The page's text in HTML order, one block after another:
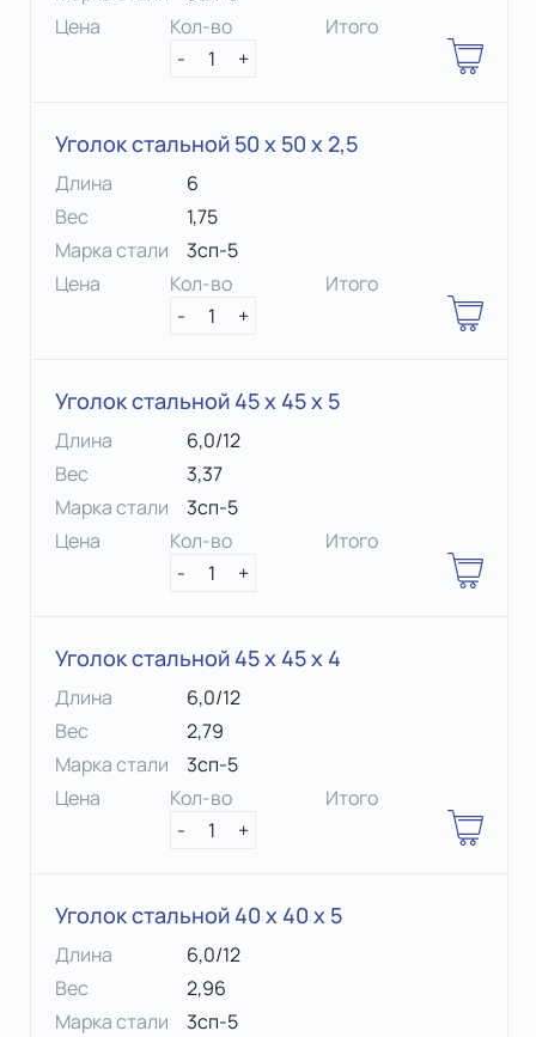
Цена
Кол-во
-
1 +
Итого
Уголок стальной 50 х 50 x 2,5
Длина
6
Вес
1,75
Марка стали
3сп-5
Цена
Кол-во
-
1 +
Итого
Уголок стальной 45 х 45 x 5
Длина
6,0/12
Вес
3,37
Марка стали
3сп-5
Цена
Кол-во
-
1 +
Итого
Уголок стальной 45 х 45 x 4
Длина
6,0/12
Вес
2,79
Марка стали
3сп-5
Цена
Кол-во
-
1 +
Итого
Уголок стальной 40 х 40 x 5
Длина
6,0/12
Вес
2,96
Марка стали
3сп-5